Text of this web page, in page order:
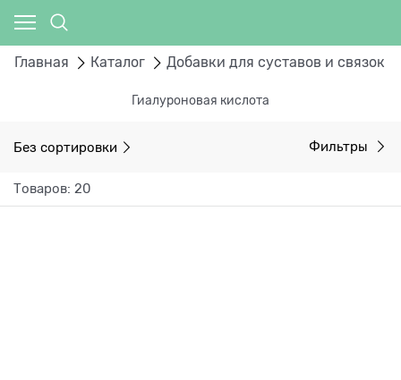
Главная Каталог Добавки для суставов и связок
Гиалуроновая кислота
Без сортировки Фильтры
Товаров: 20